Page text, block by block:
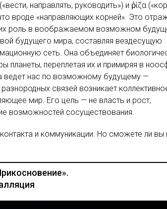
направлять, руководить») и ῥίζα
вроде «направляющих корней». Это
их роль в воображаемом возможном
будущего мира, составляя вездесущую
сеть. Она объединяет
планеты, переплетая их и примиряя в
ведет нас по возможному будущему —
связей возникает
мир. Его цель — не власть и рост,
возможностей сосуществования.
и коммуникации. Но сможете ли вы